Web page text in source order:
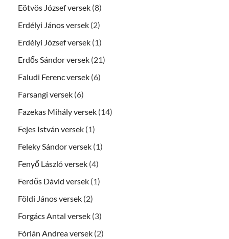
Eötvös József versek (8)
Erdélyi János versek (2)
Erdélyi József versek (1)
Erdős Sándor versek (21)
Faludi Ferenc versek (6)
Farsangi versek (6)
Fazekas Mihály versek (14)
Fejes István versek (1)
Feleky Sándor versek (1)
Fenyő László versek (4)
Ferdős Dávid versek (1)
Földi János versek (2)
Forgács Antal versek (3)
Fórián Andrea versek (2)